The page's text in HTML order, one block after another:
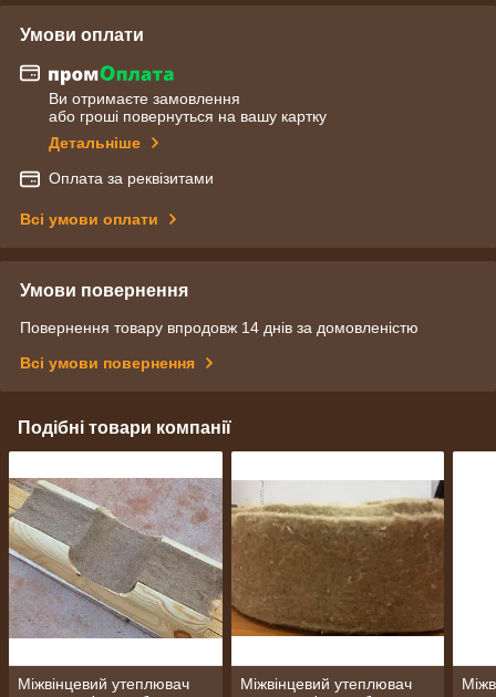
Умови оплати
Ви отримаєте замовлення
або гроші повернуться на вашу картку
Детальніше
Оплата за реквізитами
Всі умови оплати
Умови повернення
Повернення товару впродовж 14 днів за домовленістю
Всі умови повернення
Подібні товари компанії
Міжвінцевий утеплювач
Міжвінцевий утеплювач